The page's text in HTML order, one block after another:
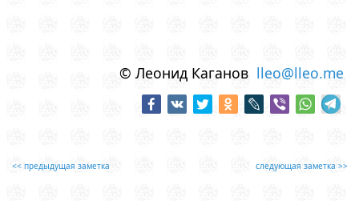
© Леонид Каганов lleo@lleo.me
<< предыдущая заметка следующая заметка >>